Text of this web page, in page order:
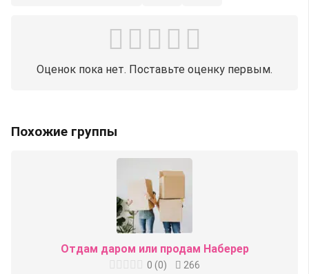
Оценок пока нет. Поставьте оценку первым.
Похожие группы
Отдам даром или продам Наберер
0 (0)
266